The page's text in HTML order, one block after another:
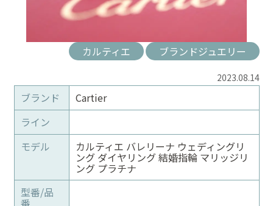
カルティエ ブランドジュエリー
2023.08.14
ブランド
Cartier
ライン
モデル
カルティエ バレリーナ ウェディングリ
ング ダイヤリング 結婚指輪 マリッジリ
ング プラチナ
型番/品